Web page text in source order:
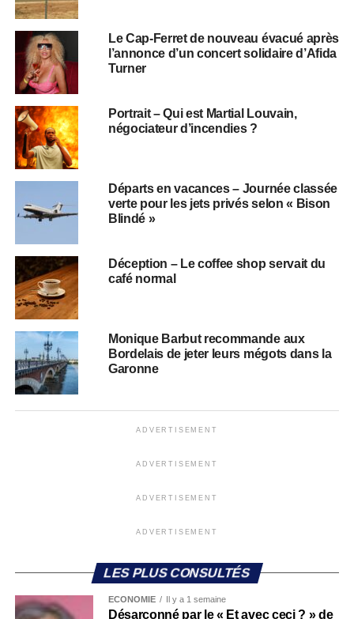
Le Cap-Ferret de nouveau évacué après
l’annonce d’un concert solidaire d’Afida
Turner
Portrait – Qui est Martial Louvain,
négociateur d’incendies ?
Départs en vacances – Journée classée
verte pour les jets privés selon « Bison
Blindé »
Déception – Le coffee shop servait du
café normal
Monique Barbut recommande aux
Bordelais de jeter leurs mégots dans la
Garonne
ADVERTISEMENT
ADVERTISEMENT
ADVERTISEMENT
ADVERTISEMENT
LES PLUS CONSULTÉS
ECONOMIE Il y a 1 semaine
Désarçonné par le « Et avec ceci ? » de